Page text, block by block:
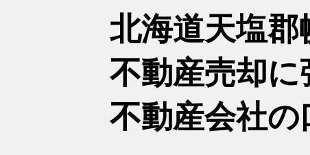
北海道天塩郡
不動産売却に
不動産会社